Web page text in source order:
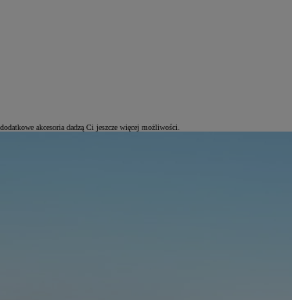
akcesoria dadzą Ci jeszcze więcej możliwości.